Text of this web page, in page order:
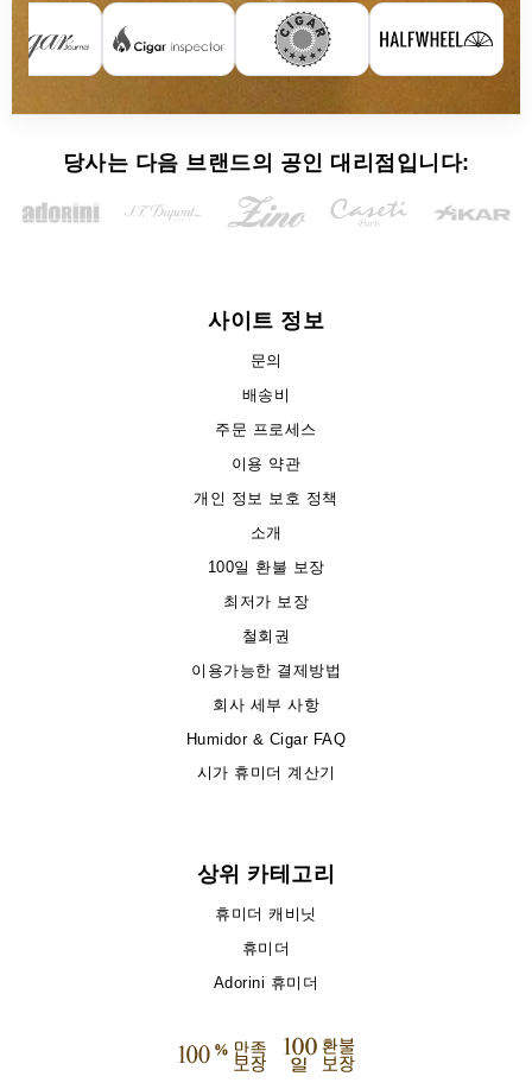
당사는 다음 브랜드의 공인 대리점입니다:
사이트 정보
문의
배송비
주문 프로세스
이용 약관
개인 정보 보호 정책
소개
100일 환불 보장
최저가 보장
철회권
이용가능한 결제방법
회사 세부 사항
Humidor & Cigar FAQ
시가 휴미더 계산기
상위 카테고리
휴미더 캐비닛
휴미더
Adorini 휴미더